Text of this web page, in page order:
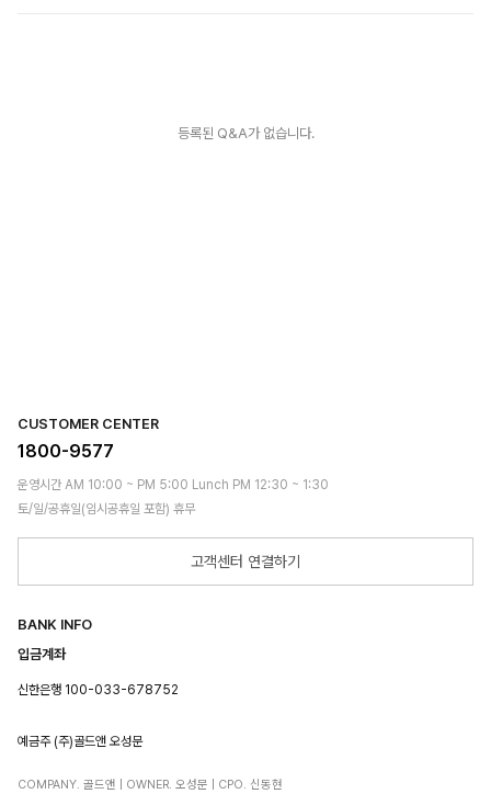
등록된 Q&A가 없습니다.
CUSTOMER CENTER
1800-9577
운영시간 AM 10:00 ~ PM 5:00 Lunch PM 12:30 ~ 1:30
토/일/공휴일(임시공휴일 포함) 휴무
고객센터 연결하기
BANK INFO
입금계좌
신한은행 100-033-678752
예금주 (주)골드앤 오성문
COMPANY. 골드앤 | OWNER. 오성문 | CPO. 신동현